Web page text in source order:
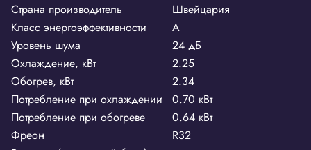
Страна производитель
Швейцария
Класс энергоэффективности
А
Уровень шума
24 дБ
Охлаждение, кВт
2.25
Обогрев, кВт
2.34
Потребление при охлаждении
0.70 кВт
Потребление при обогреве
0.64 кВт
Фреон
R32